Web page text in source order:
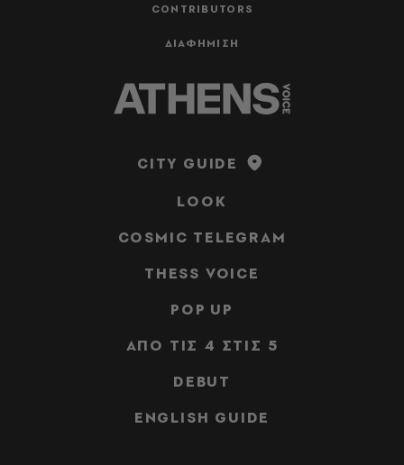
CONTRIBUTORS
ΔΙΑΦΗΜΙΣΗ
CITY GUIDE
LOOK
COSMIC TELEGRAM
THESS VOICE
POP UP
ΑΠΟ ΤΙΣ 4 ΣΤΙΣ 5
DEBUT
ENGLISH GUIDE